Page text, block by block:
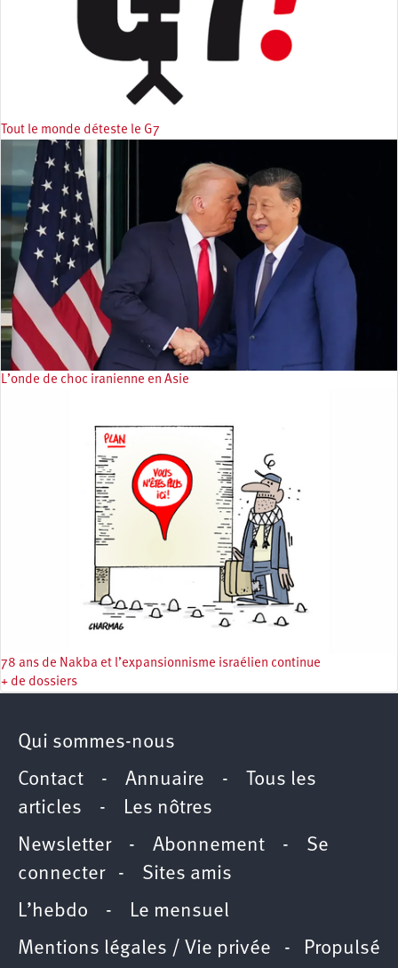
Tout le monde déteste le G7
L’onde de choc iranienne en Asie
78 ans de Nakba et l’expansionnisme israélien continue
+ de dossiers
Qui sommes-nous
Contact - Annuaire -
Tous les
articles - Les nôtres
Newsletter- Abonnement - Se
connecter- Sites amis
L’hebdo - Le mensuel
Mentions légales / Vie privée - Propulsé